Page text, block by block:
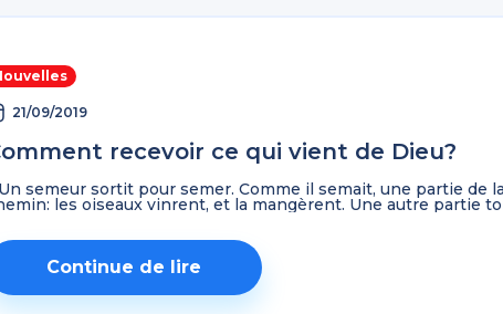
21/09/2019
recevoir ce qui vient de Dieu?
semeur sortit pour semer. Comme il semait, une partie de
les oiseaux vinrent, et la mangèrent. Une autre partie
Continue de lire